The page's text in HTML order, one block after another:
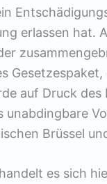
erlassen hat.
auf Druck
unabdingbare
Brüssel
es sich